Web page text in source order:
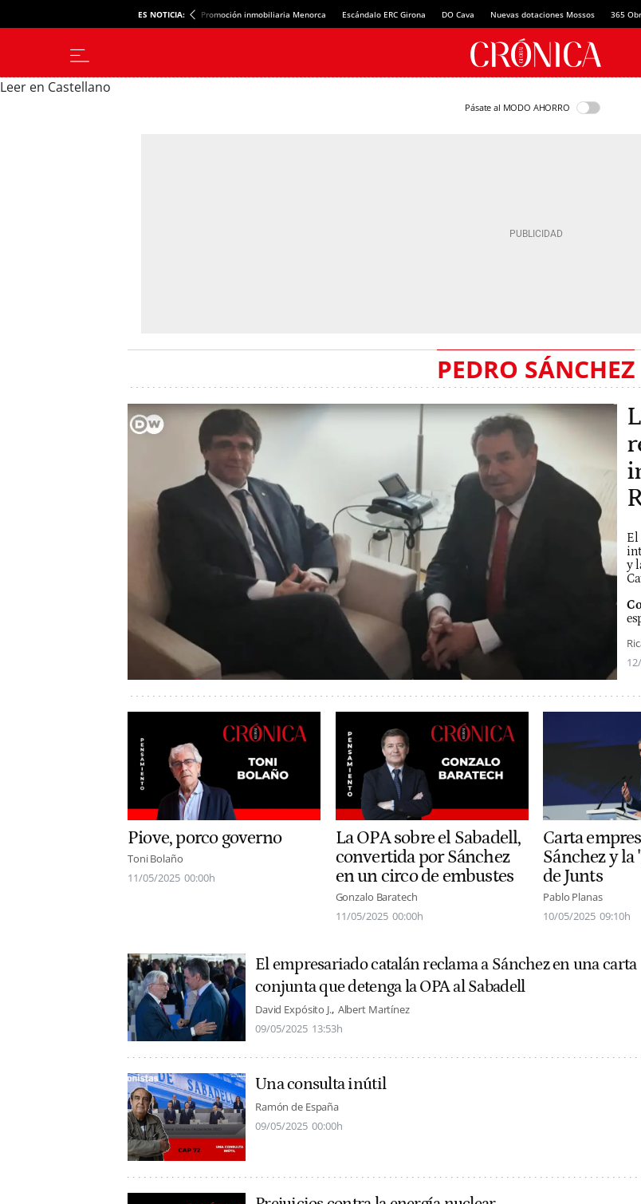
ES NOTICIA: Promoción inmobiliaria Menorca Escándalo ERC Girona DO Cava Nuevas dotaciones Mossos 365
Leer en Castellano
Pásate al MODO AHORRO
PEDRO SÁNCHEZ
El
y
Piove, porco governo
Toni Bolaño
11/05/2025 00:00h
La OPA sobre el Sabadell,
convertida por Sánchez
en un circo de embustes
Gonzalo Baratech
11/05/2025 00:00h
Carta
Sánchez y la
de Junts
Pablo Planas
10/05/2025 09:10h
El empresariado catalán reclama a Sánchez en una carta
conjunta que detenga la OPA al Sabadell
David Expósito J. Albert Martínez
09/05/2025 13:53h
Una consulta inútil
Ramón de España
09/05/2025 00:00h